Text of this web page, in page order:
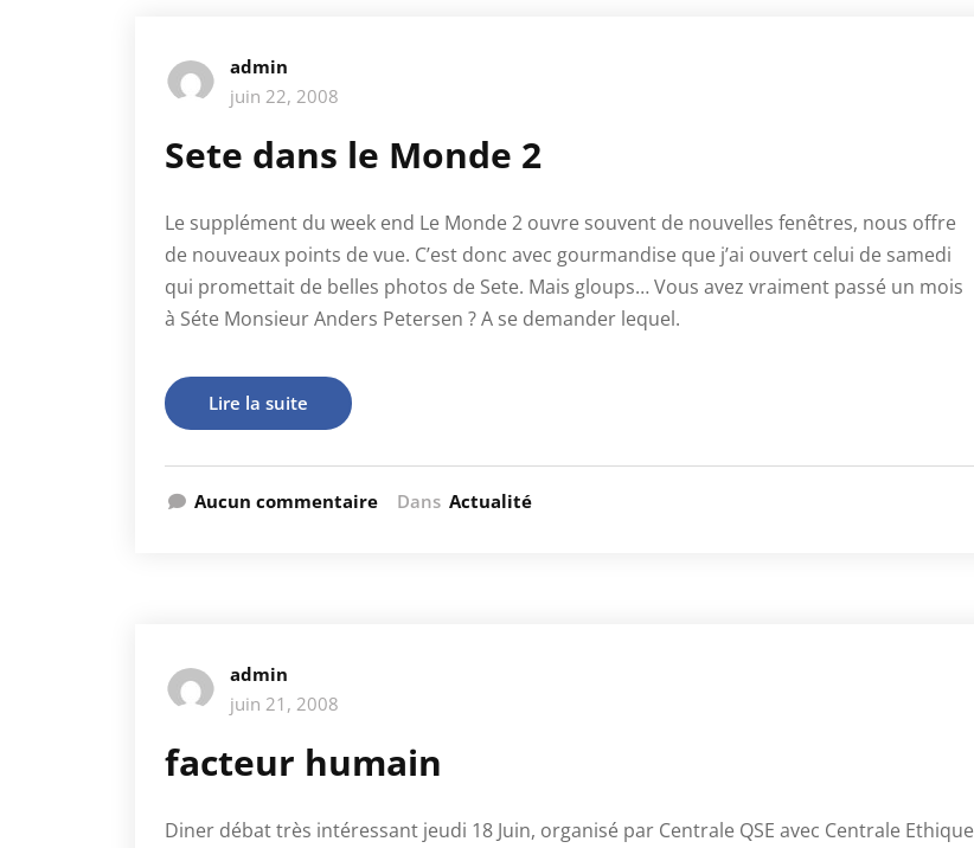
admin
juin 22, 2008
Sete dans le Monde 2
Le supplément du week end Le Monde 2 ouvre souvent de nouvelles fenêtres, nous offre
de nouveaux points de vue. C’est donc avec gourmandise que j’ai ouvert celui de samedi
qui promettait de belles photos de Sete. Mais gloups… Vous avez vraiment passé un mois
à Séte Monsieur Anders Petersen ? A se demander lequel.
Lire la suite
Aucun commentaire Dans Actualité
admin
juin 21, 2008
facteur humain
Diner débat très intéressant jeudi 18 Juin, organisé par Centrale QSE avec Centrale Ethique